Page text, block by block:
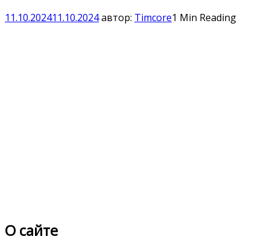
11.10.202411.10.2024автор: Timcore1 Min Reading
О сайте